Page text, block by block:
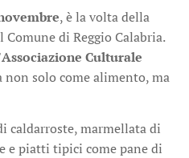
, è la volta della
di Reggio Calabria.
Associazione Culturale
non solo come alimento, ma
caldarroste, marmellata di
e piatti tipici come pane di